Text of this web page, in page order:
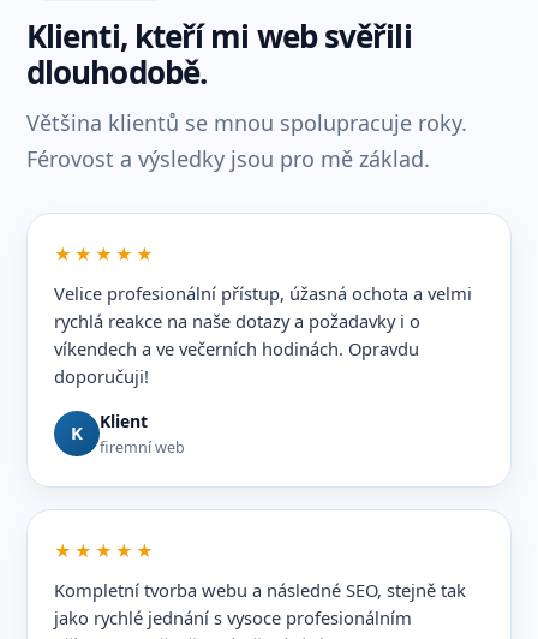
Klienti, kteří mi web svěřili
dlouhodobě.
Většina klientů se mnou spolupracuje roky.
Férovost a výsledky jsou pro mě základ.
★★★★★
Velice profesionální přístup, úžasná ochota a velmi
rychlá reakce na naše dotazy a požadavky i o
víkendech a ve večerních hodinách. Opravdu
doporučuji!
K Klient
firemní web
★★★★★
Kompletní tvorba webu a následné SEO, stejně tak
jako rychlé jednání s vysoce profesionálním